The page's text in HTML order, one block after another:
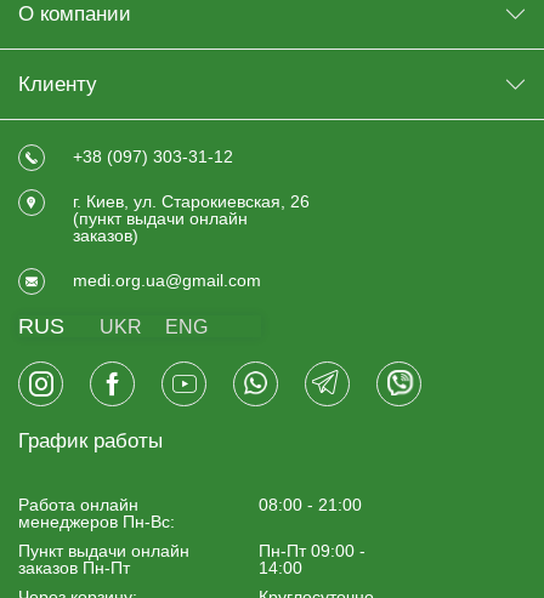
О компании
Клиенту
+38 (097) 303-31-12
г. Киев, ул. Старокиевская, 26
(пункт выдачи онлайн
заказов)
medi.org.ua@gmail.com
RUS UKR ENG
График работы
Работа онлайн
менеджеров Пн-Вс:
08:00 - 21:00
Пункт выдачи онлайн
заказов Пн-Пт
Пн-Пт 09:00 -
14:00